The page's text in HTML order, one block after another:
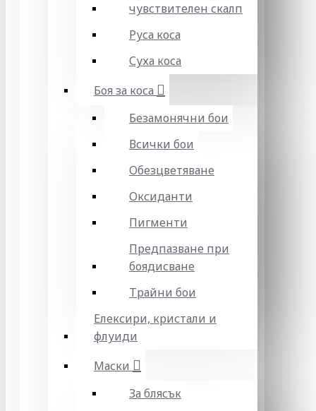
чувствителен скалп
Руса коса
Суха коса
Боя за коса
Безамонячни бои
Всички бои
Обезцветяване
Оксиданти
Пигменти
Предпазване при
боядисване
Трайни бои
Елексири, кристали и
флуиди
Маски
За блясък